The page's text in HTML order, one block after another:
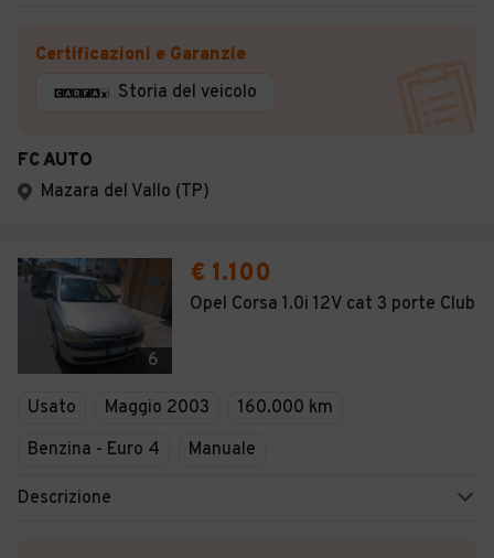
Certificazioni e Garanzie
Storia del veicolo
FC AUTO
Mazara del Vallo (TP)
6
€ 1.100
Opel Corsa 1.0i 12V cat 3 porte Club
Usato Maggio 2003
160.000 km
Benzina - Euro 4
Manuale
Descrizione